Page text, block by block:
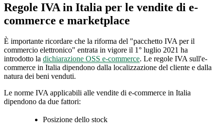
Regole IVA in Italia per le vendite di e-
commerce e marketplace
È importante ricordare che la riforma del "pacchetto IVA per il
commercio elettronico" entrata in vigore il 1° luglio 2021 ha
introdotto la dichiarazione OSS e-commerce. Le regole IVA sull'e-
commerce in Italia dipendono dalla localizzazione del cliente e dalla
natura dei beni venduti.
Le norme IVA applicabili alle vendite di e-commerce in Italia
dipendono da due fattori:
Posizione dello stock